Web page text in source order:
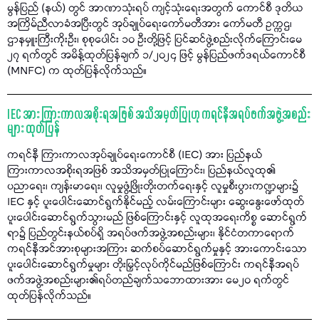
မွန်ပြည် (နယ်) တွင် အာဏာသုံးရပ် ကျင့်သုံးရေးအတွက် ကောင်စီ ဒုတိယ
အကြိမ်ညီလာခံအပြီးတွင် အုပ်ချုပ်ရေးကော်မတီအား ကော်မတီ ဥက္ကဌ၊
ဌာနမှူးကြီးကိုးဦး၊ စုစုပေါင်း ၁၀ ဦးတို့ဖြင့် ပြင်ဆင်ဖွဲ့စည်းလိုက်ကြောင်းမေ
၂၇ ရက်တွင် အမိန့်ထုတ်ပြန်ချက် ၁/၂၀၂၄ ဖြင့် မွန်ပြည်ဖက်ဒရယ်ကောင်စီ
(MNFC) က ထုတ်ပြန်လိုက်သည်။
IEC အား ကြားကာလအစိုးရအဖြစ် အသိအမှတ်ပြုဟု ကရင်နီအရပ်ဖက်အဖွဲ့အစည်း
များ ထုတ်ပြန်
ကရင်နီ ကြားကာလအုပ်ချုပ်ရေးကောင်စီ (IEC) အား ပြည်နယ်
ကြားကာလအစိုးရအဖြစ် အသိအမှတ်ပြုကြောင်း၊ ပြည်နယ်လူထု၏
ပညာရေး၊ ကျန်းမာရေး၊ လူမှုဖွံ့ဖြိုးတိုးတက်ရေးနှင့် လူမှုစီးပွားကဏ္ဍများ၌
IEC နှင့် ပူးပေါင်းဆောင်ရွက်နိုင်မည့် လမ်းကြောင်းများ ဆွေးနွေးဖော်ထုတ်
ပူးပေါင်းဆောင်ရွက်သွားမည် ဖြစ်ကြောင်းနှင့် လူထုအရေးကိစ္စ ဆောင်ရွက်
ရာ၌ ပြည်တွင်းနယ်စပ်ရှိ အရပ်ဖက်အဖွဲ့အစည်းများ၊ နိုင်ငံတကာရောက်
ကရင်နီအင်အားစုများအကြား ဆက်စပ်ဆောင်ရွက်မှုနှင့် အားကောင်းသော
ပူးပေါင်းဆောင်ရွက်မှုများ တိုးမြှင့်လုပ်ကိုင်မည်ဖြစ်ကြောင်း ကရင်နီအရပ်
ဖက်အဖွဲ့အစည်းများ၏ရပ်တည်ချက်သဘောထားအား မေ၂၀ ရက်တွင်
ထုတ်ပြန်လိုက်သည်။